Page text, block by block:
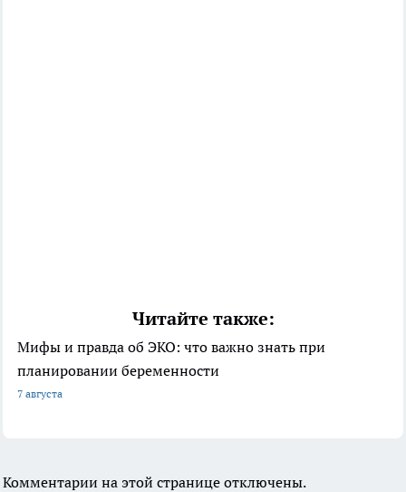
Читайте также:
Мифы и правда об ЭКО: что важно знать при
планировании беременности
7 августа
Комментарии на этой странице отключены.